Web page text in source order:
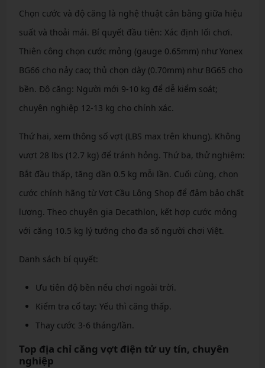
Chọn cước và độ căng là nghệ thuật cân bằng giữa hiệu
suất và thoải mái. Bí quyết đầu tiên: Xác định lối chơi.
Thiên công chọn cước mỏng (gauge 0.65mm) như Yonex
BG66 cho nảy cao; thủ chọn dày (0.70mm) như BG65 cho
bền. Độ căng: Người mới 9-10 kg để dễ kiểm soát;
chuyên nghiệp 12-13 kg cho chính xác.
Thứ hai, xem thông số vợt (LBS max trên khung). Không
vượt 28 lbs (12.7 kg) để tránh hỏng. Thứ ba, thử nghiệm:
Bắt đầu thấp, tăng dần 0.5 kg mỗi lần. Cuối cùng, chọn
cước chính hãng từ Vợt Cầu Lông Shop để đảm bảo chất
lượng. Theo chuyên gia Decathlon, kết hợp cước mỏng
với căng 10.5 kg lý tưởng cho đa số người chơi Việt.
Danh sách bí quyết:
Ưu tiên độ bền nếu chơi ngoài trời.
Kiểm tra cổ tay: Yếu thì căng thấp.
Thay cước 3-6 tháng/lần.
Top địa chỉ căng vợt điện tử uy tín, chuyên
nghiệp